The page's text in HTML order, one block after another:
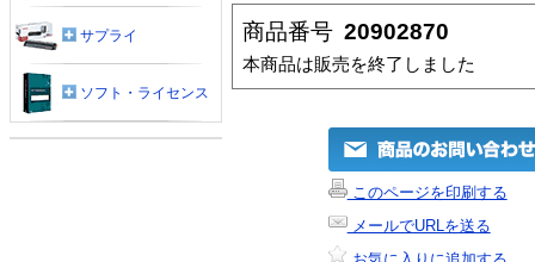
商品番号 20902870
本商品は販売を終了しました
このページを印刷する
メールでURLを送る
サプライ
ソフト・ライセンス